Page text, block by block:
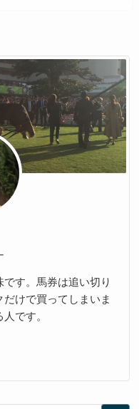
す。馬券は追い切り
けで買ってしまいま
です。